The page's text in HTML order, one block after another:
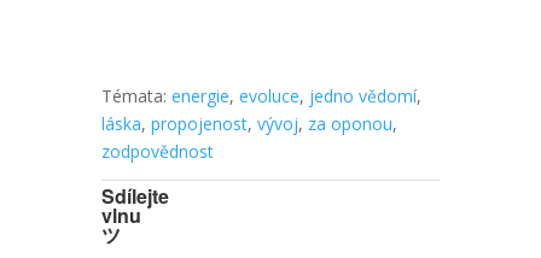
Témata: energie, evoluce, jedno vědomí,
láska, propojenost, vývoj, za oponou,
zodpovědnost
Sdílejte
vlnu
ツ